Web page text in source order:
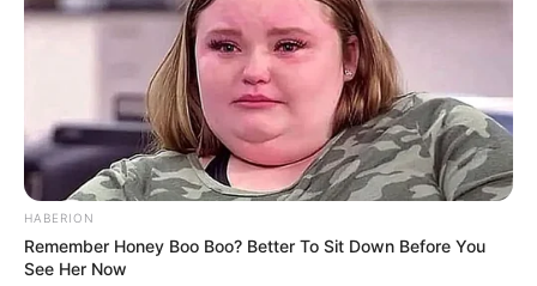
HABERION
Remember Honey Boo Boo? Better To Sit Down Before You
See Her Now